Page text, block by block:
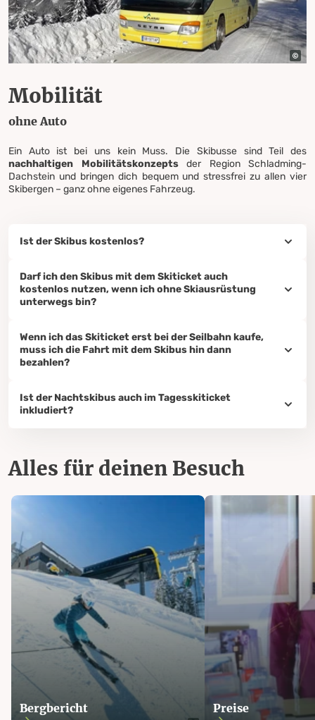
Mobilität
ohne Auto
Ein Auto ist bei uns kein Muss. Die Skibusse sind Teil des
nachhaltigen Mobilitätskonzeptsder Region Schladming-
Dachstein und bringen dich bequem und stressfrei zu allen vier
Skibergen – ganz ohne eigenes Fahrzeug.
Ist der Skibus kostenlos?
Darf ich den Skibus mit dem Skiticket auch
kostenlos nutzen, wenn ich ohne Skiausrüstung
unterwegs bin?
Wenn ich das Skiticket erst bei der Seilbahn kaufe,
muss ich die Fahrt mit dem Skibus hin dann
bezahlen?
Ist der Nachtskibus auch im Tagesskiticket
inkludiert?
Alles für deinen Besuch
Bergbericht Preise